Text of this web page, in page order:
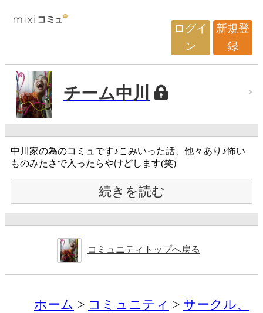
ログイ
ン
新規登
録
チーム中川
中川家の為のコミュです♪こみいった話、他々あり♪怖い
ものみたさで入ったらやけどします(笑)
続きを読む
コミュニティトップへ戻る
ホーム コミュニティ
サークル、